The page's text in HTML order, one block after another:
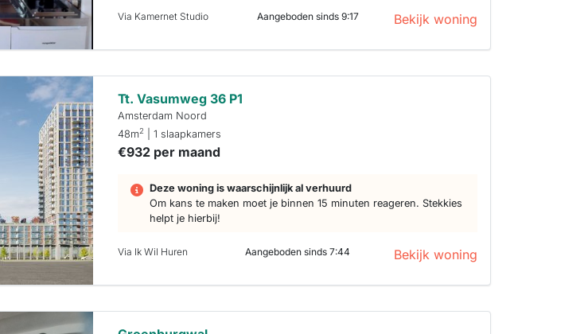
Via Kamernet Studio Aangeboden sinds 9:17 Bekijk woning
Tt. Vasumweg 36 P1
Amsterdam Noord
48m2 | 1 slaapkamers
€932 per maand
Deze woning is waarschijnlijk al verhuurd
Om kans te maken moet je binnen 15 minuten reageren. Stekkies
helpt je hierbij!
Via Ik Wil Huren Aangeboden sinds 7:44 Bekijk woning